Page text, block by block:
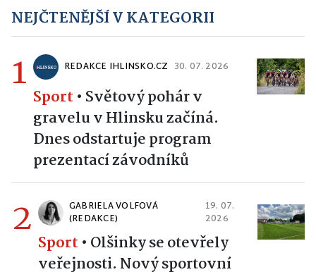
NEJČTENĚJŠÍ V KATEGORII
1 REDAKCE IHLINSKO.CZ 30. 07. 2026
Sport • Světový pohár v
gravelu v Hlinsku začíná.
Dnes odstartuje program
prezentací závodníků
2
GABRIELA VOLFOVÁ
(REDAKCE)
19. 07.
2026
Sport • Olšinky se otevřely
veřejnosti. Nový sportovní